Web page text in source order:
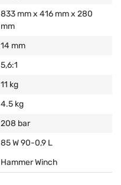
833 mm x 416 mm x 280
mm
14 mm
5,6:1
11 kg
4.5 kg
208 bar
85 W 90-0,9 L
Hammer Winch